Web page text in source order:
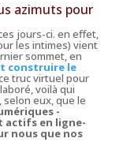
azimuts pour
jours-ci. en effet,
les intimes) vient
sommet, en
construire le
truc virtuel pour
voilà qui
eux, que le
-
actifs en ligne-
nous que nos